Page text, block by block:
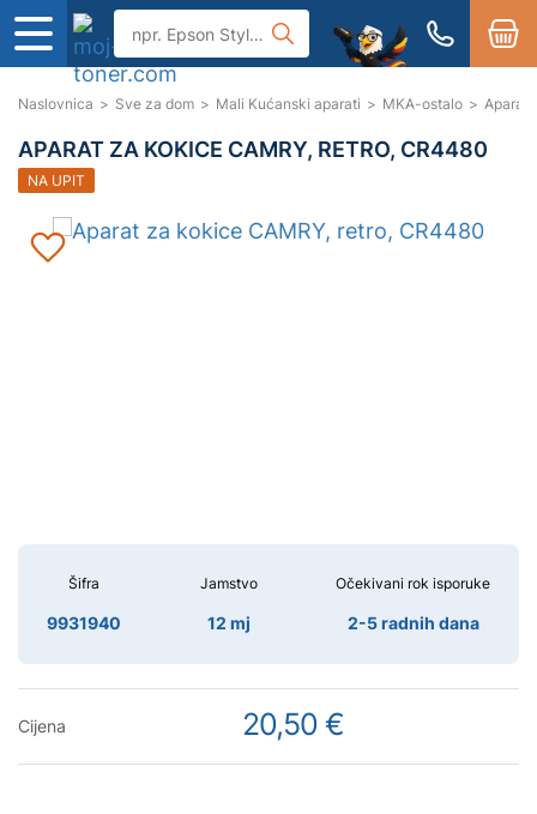
Naslovnica > Sve za dom > Mali Kućanski aparati > MKA-ostalo > Aparat
APARAT ZA KOKICE CAMRY, RETRO, CR4480
NA UPIT
Šifra
9931940
Jamstvo
12 mj
Očekivani rok isporuke
2-5 radnih dana
Cijena 20,50 €